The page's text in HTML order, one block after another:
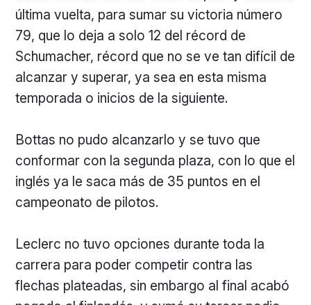
última vuelta, para sumar su victoria número
79, que lo deja a solo 12 del récord de
Schumacher, récord que no se ve tan difícil de
alcanzar y superar, ya sea en esta misma
temporada o inicios de la siguiente.
Bottas no pudo alcanzarlo y se tuvo que
conformar con la segunda plaza, con lo que el
inglés ya le saca más de 35 puntos en el
campeonato de pilotos.
Leclerc no tuvo opciones durante toda la
carrera para poder competir contra las
flechas plateadas, sin embargo al final acabó